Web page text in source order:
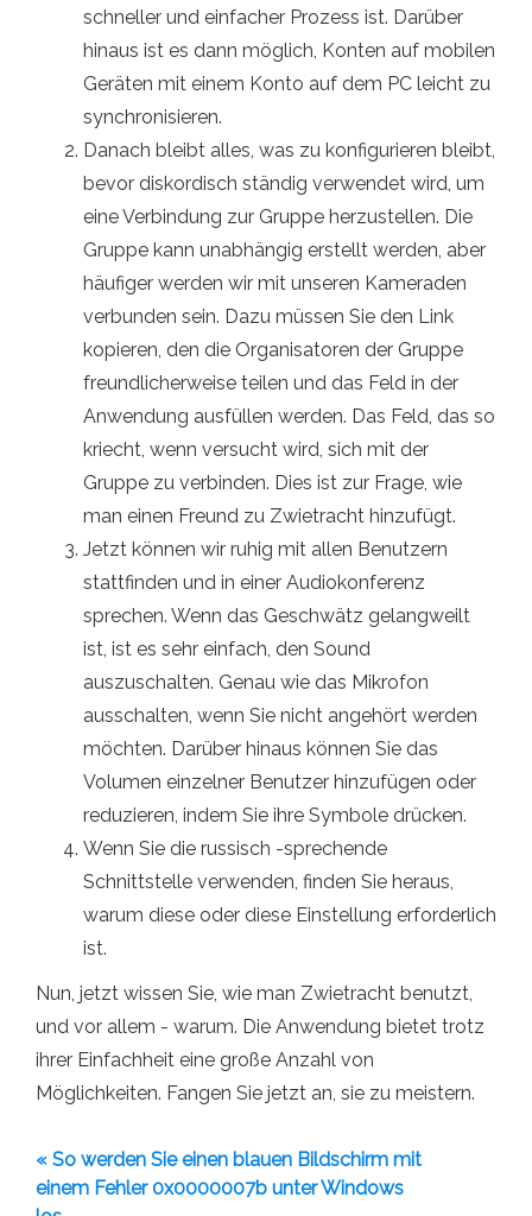
schneller und einfacher Prozess ist. Darüber
hinaus ist es dann möglich, Konten auf mobilen
Geräten mit einem Konto auf dem PC leicht zu
synchronisieren.
Danach bleibt alles, was zu konfigurieren bleibt,
bevor diskordisch ständig verwendet wird, um
eine Verbindung zur Gruppe herzustellen. Die
Gruppe kann unabhängig erstellt werden, aber
häufiger werden wir mit unseren Kameraden
verbunden sein. Dazu müssen Sie den Link
kopieren, den die Organisatoren der Gruppe
freundlicherweise teilen und das Feld in der
Anwendung ausfüllen werden. Das Feld, das so
kriecht, wenn versucht wird, sich mit der
Gruppe zu verbinden. Dies ist zur Frage, wie
man einen Freund zu Zwietracht hinzufügt.
Jetzt können wir ruhig mit allen Benutzern
stattfinden und in einer Audiokonferenz
sprechen. Wenn das Geschwätz gelangweilt
ist, ist es sehr einfach, den Sound
auszuschalten. Genau wie das Mikrofon
ausschalten, wenn Sie nicht angehört werden
möchten. Darüber hinaus können Sie das
Volumen einzelner Benutzer hinzufügen oder
reduzieren, indem Sie ihre Symbole drücken.
Wenn Sie die russisch -sprechende
Schnittstelle verwenden, finden Sie heraus,
warum diese oder diese Einstellung erforderlich
ist.
Nun, jetzt wissen Sie, wie man Zwietracht benutzt,
und vor allem - warum. Die Anwendung bietet trotz
ihrer Einfachheit eine große Anzahl von
Möglichkeiten. Fangen Sie jetzt an, sie zu meistern.
« So werden Sie einen blauen Bildschirm mit
einem Fehler 0x0000007b unter Windows